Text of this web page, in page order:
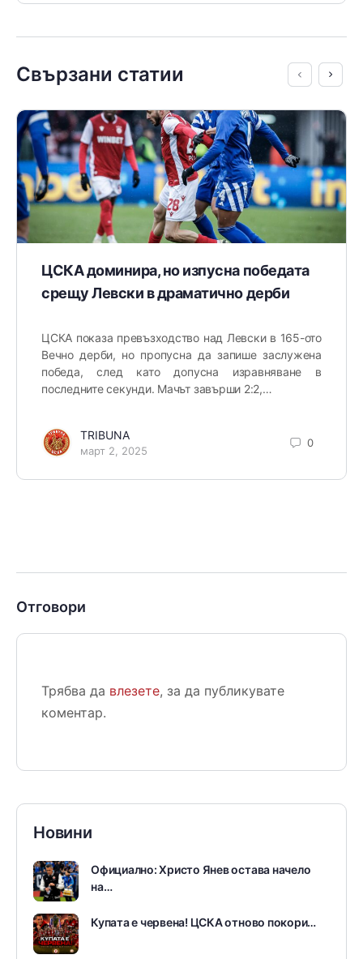
Свързани статии
ЦСКА доминира, но изпусна победата
срещу Левски в драматично дерби
ЦСКА показа превъзходство над Левски в 165-ото
Вечно дерби, но пропусна да запише заслужена
победа, след като допусна изравняване в
последните секунди. Мачът завърши 2:2,…
TRIBUNA
март 2, 2025
0
Отговори
Трябва да влезете, за да публикувате
коментар.
Новини
Официално: Христо Янев остава начело
на…
Купата е червена! ЦСКА отново покори…